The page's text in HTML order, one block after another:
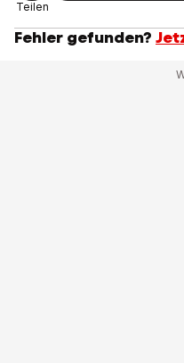
Teilen
Fehler gefunden?